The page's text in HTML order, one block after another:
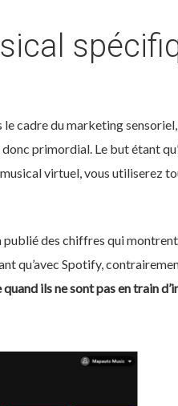
cadre du marketing
primordial. Le but étant
virtuel, vous utiliserez
des chiffres qui
qu’avec Spotify,
ils ne sont pas en train